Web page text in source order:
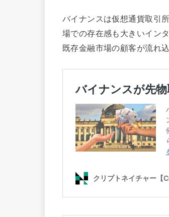
バイナンスは仮想通貨取引
場での存在感も大きいイン
既存金融市場の顧客が流れ